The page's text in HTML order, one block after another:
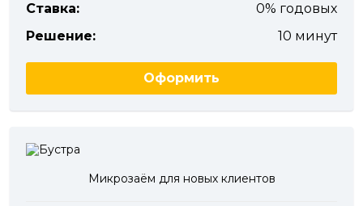
Ставка:
0% годовых
Решение:
10 минут
Оформить
Микрозаём для новых клиентов